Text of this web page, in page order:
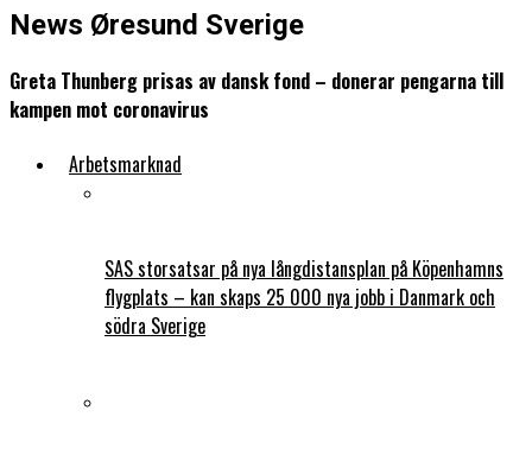
News Øresund Sverige
Greta Thunberg prisas av dansk fond – donerar pengarna till
kampen mot coronavirus
Arbetsmarknad
SAS storsatsar på nya långdistansplan på Köpenhamns
flygplats – kan skaps 25 000 nya jobb i Danmark och
södra Sverige